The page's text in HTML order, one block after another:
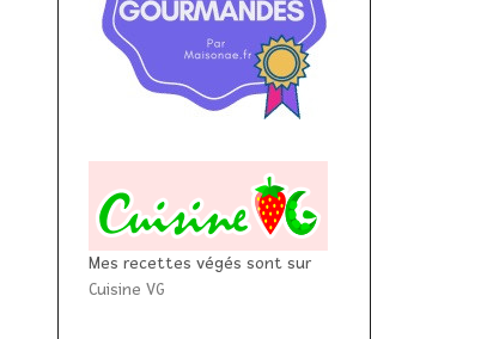
Mes recettes végés sont sur
Cuisine VG